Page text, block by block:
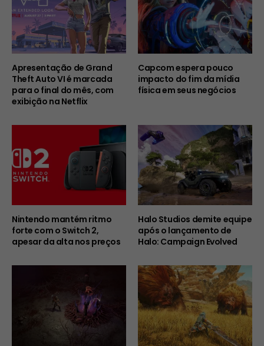
Apresentação de Grand
Theft Auto VI é marcada
para o final do mês, com
exibição na Netflix
Capcom espera pouco
impacto do fim da mídia
física em seus negócios
Nintendo mantém ritmo
forte com o Switch 2,
apesar da alta nos preços
Halo Studios demite equipe
após o lançamento de
Halo: Campaign Evolved